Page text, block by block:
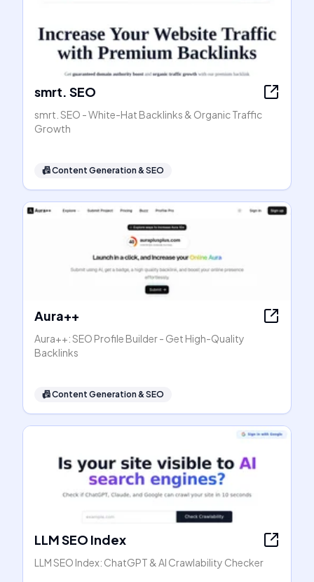
smrt. SEO
smrt. SEO - White-Hat Backlinks & Organic Traffic
Growth
📠Content Generation & SEO
Aura++
Aura++: SEO Profile Builder - Get High-Quality
Backlinks
📠Content Generation & SEO
LLM SEO Index
LLM SEO Index: ChatGPT & AI Crawlability Checker